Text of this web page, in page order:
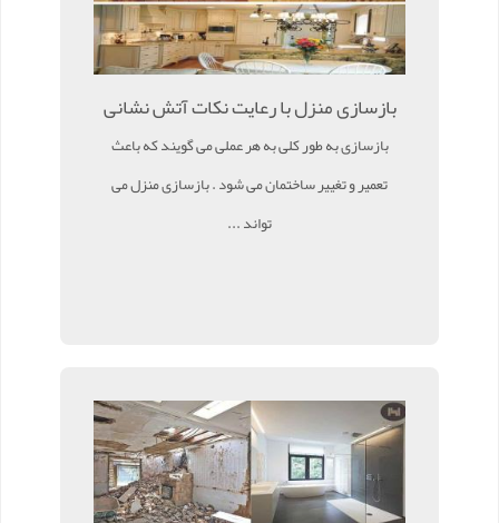
بازسازی منزل با رعایت نکات آتش نشانی
بازسازی به طور کلی به هر عملی می گویند که باعث
تعمیر و تغییر ساختمان می شود . بازسازی منزل می
تواند ...